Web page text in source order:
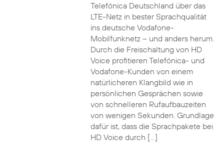
Telefónica Deutschland über das
LTE-Netz in bester Sprachqualität
ins deutsche Vodafone-
Mobilfunknetz – und anders herum.
Durch die Freischaltung von HD
Voice profitieren Telefónica- und
Vodafone-Kunden von einem
natürlicheren Klangbild wie in
persönlichen Gesprächen sowie
von schnelleren Rufaufbauzeiten
von wenigen Sekunden. Grundlage
dafür ist, dass die Sprachpakete bei
HD Voice durch […]